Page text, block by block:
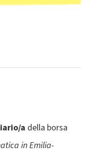
a della borsa
in Emilia-